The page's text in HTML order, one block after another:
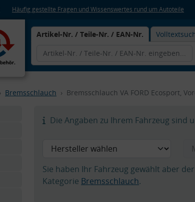
Häufig gestellte Fragen und Wissenswertes rund um Autoteile
Artikel-Nr. / Teile-Nr. / EAN-Nr.
Bremsschlauch Bremsschlauch VA FORD Ecosport,
Die Angaben zu Ihrem Fahrzeug sind
Sie haben Ihr Fahrzeug gewählt aber
Kategorie Bremsschlauch.